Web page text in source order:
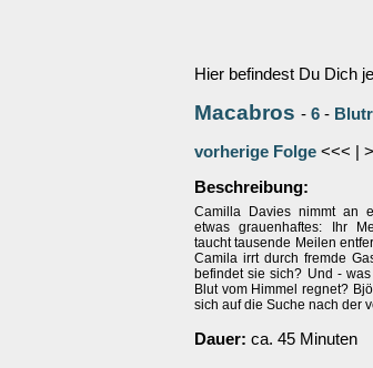
Hier befindest Du Dich
Macabros - 6 -
vorherige Folge <<< |
Beschreibung:
Camilla Davies nimmt an
etwas grauenhaftes: Ihr
taucht tausende Meilen
Camila irrt durch fremde
befindet sie sich? Und -
Blut vom Himmel regnet?
sich auf die Suche nach der
Dauer: ca. 45 Minuten